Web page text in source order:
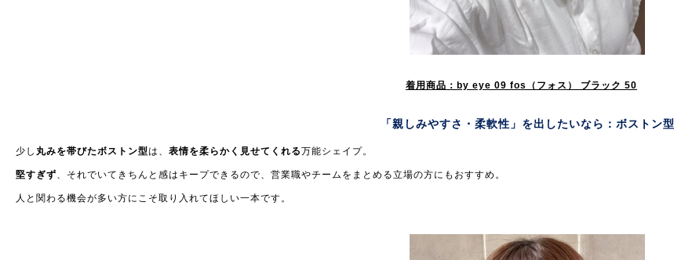
着用商品：by eye 09 fos（フォス） ブラック 50
「親しみやすさ・柔軟性」を出したいなら： ボストン型
少し 丸みを帯びたボストン型は、 表情を柔らかく見せてくれる万能シェイプ。
堅すぎず、それでいてきちんと感はキープできるので、営業職やチームをまとめる立場の方にもおすすめ。
人と関わる機会が多い方にこそ取り入れてほしい一本です。